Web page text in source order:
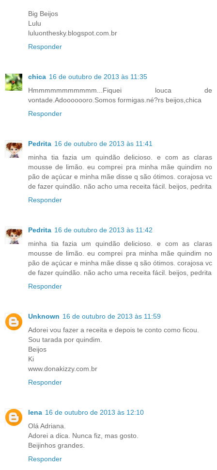
Big Beijos
Lulu
luluonthesky.blogspot.com.br
Responder
chica 16 de outubro de 2013 às 11:35
Hmmmmmmmmmmm...Fiquei louca de
vontade.Adooooooro.Somos formigas.né?rs beijos,chica
Responder
Pedrita 16 de outubro de 2013 às 11:41
minha tia fazia um quindão delicioso. e com as claras
mousse de limão. eu comprei pra minha mãe quindim no
pão de açúcar e minha mãe disse q são ótimos. corajosa vc
de fazer quindão. não acho uma receita fácil. beijos, pedrita
Responder
Pedrita 16 de outubro de 2013 às 11:42
minha tia fazia um quindão delicioso. e com as claras
mousse de limão. eu comprei pra minha mãe quindim no
pão de açúcar e minha mãe disse q são ótimos. corajosa vc
de fazer quindão. não acho uma receita fácil. beijos, pedrita
Responder
Unknown 16 de outubro de 2013 às 11:59
Adorei vou fazer a receita e depois te conto como ficou.
Sou tarada por quindim.
Beijos
Ki
www.donakizzy.com.br
Responder
lena 16 de outubro de 2013 às 12:10
Olá Adriana.
Adorei a dica. Nunca fiz, mas gosto.
Beijinhos grandes.
Responder